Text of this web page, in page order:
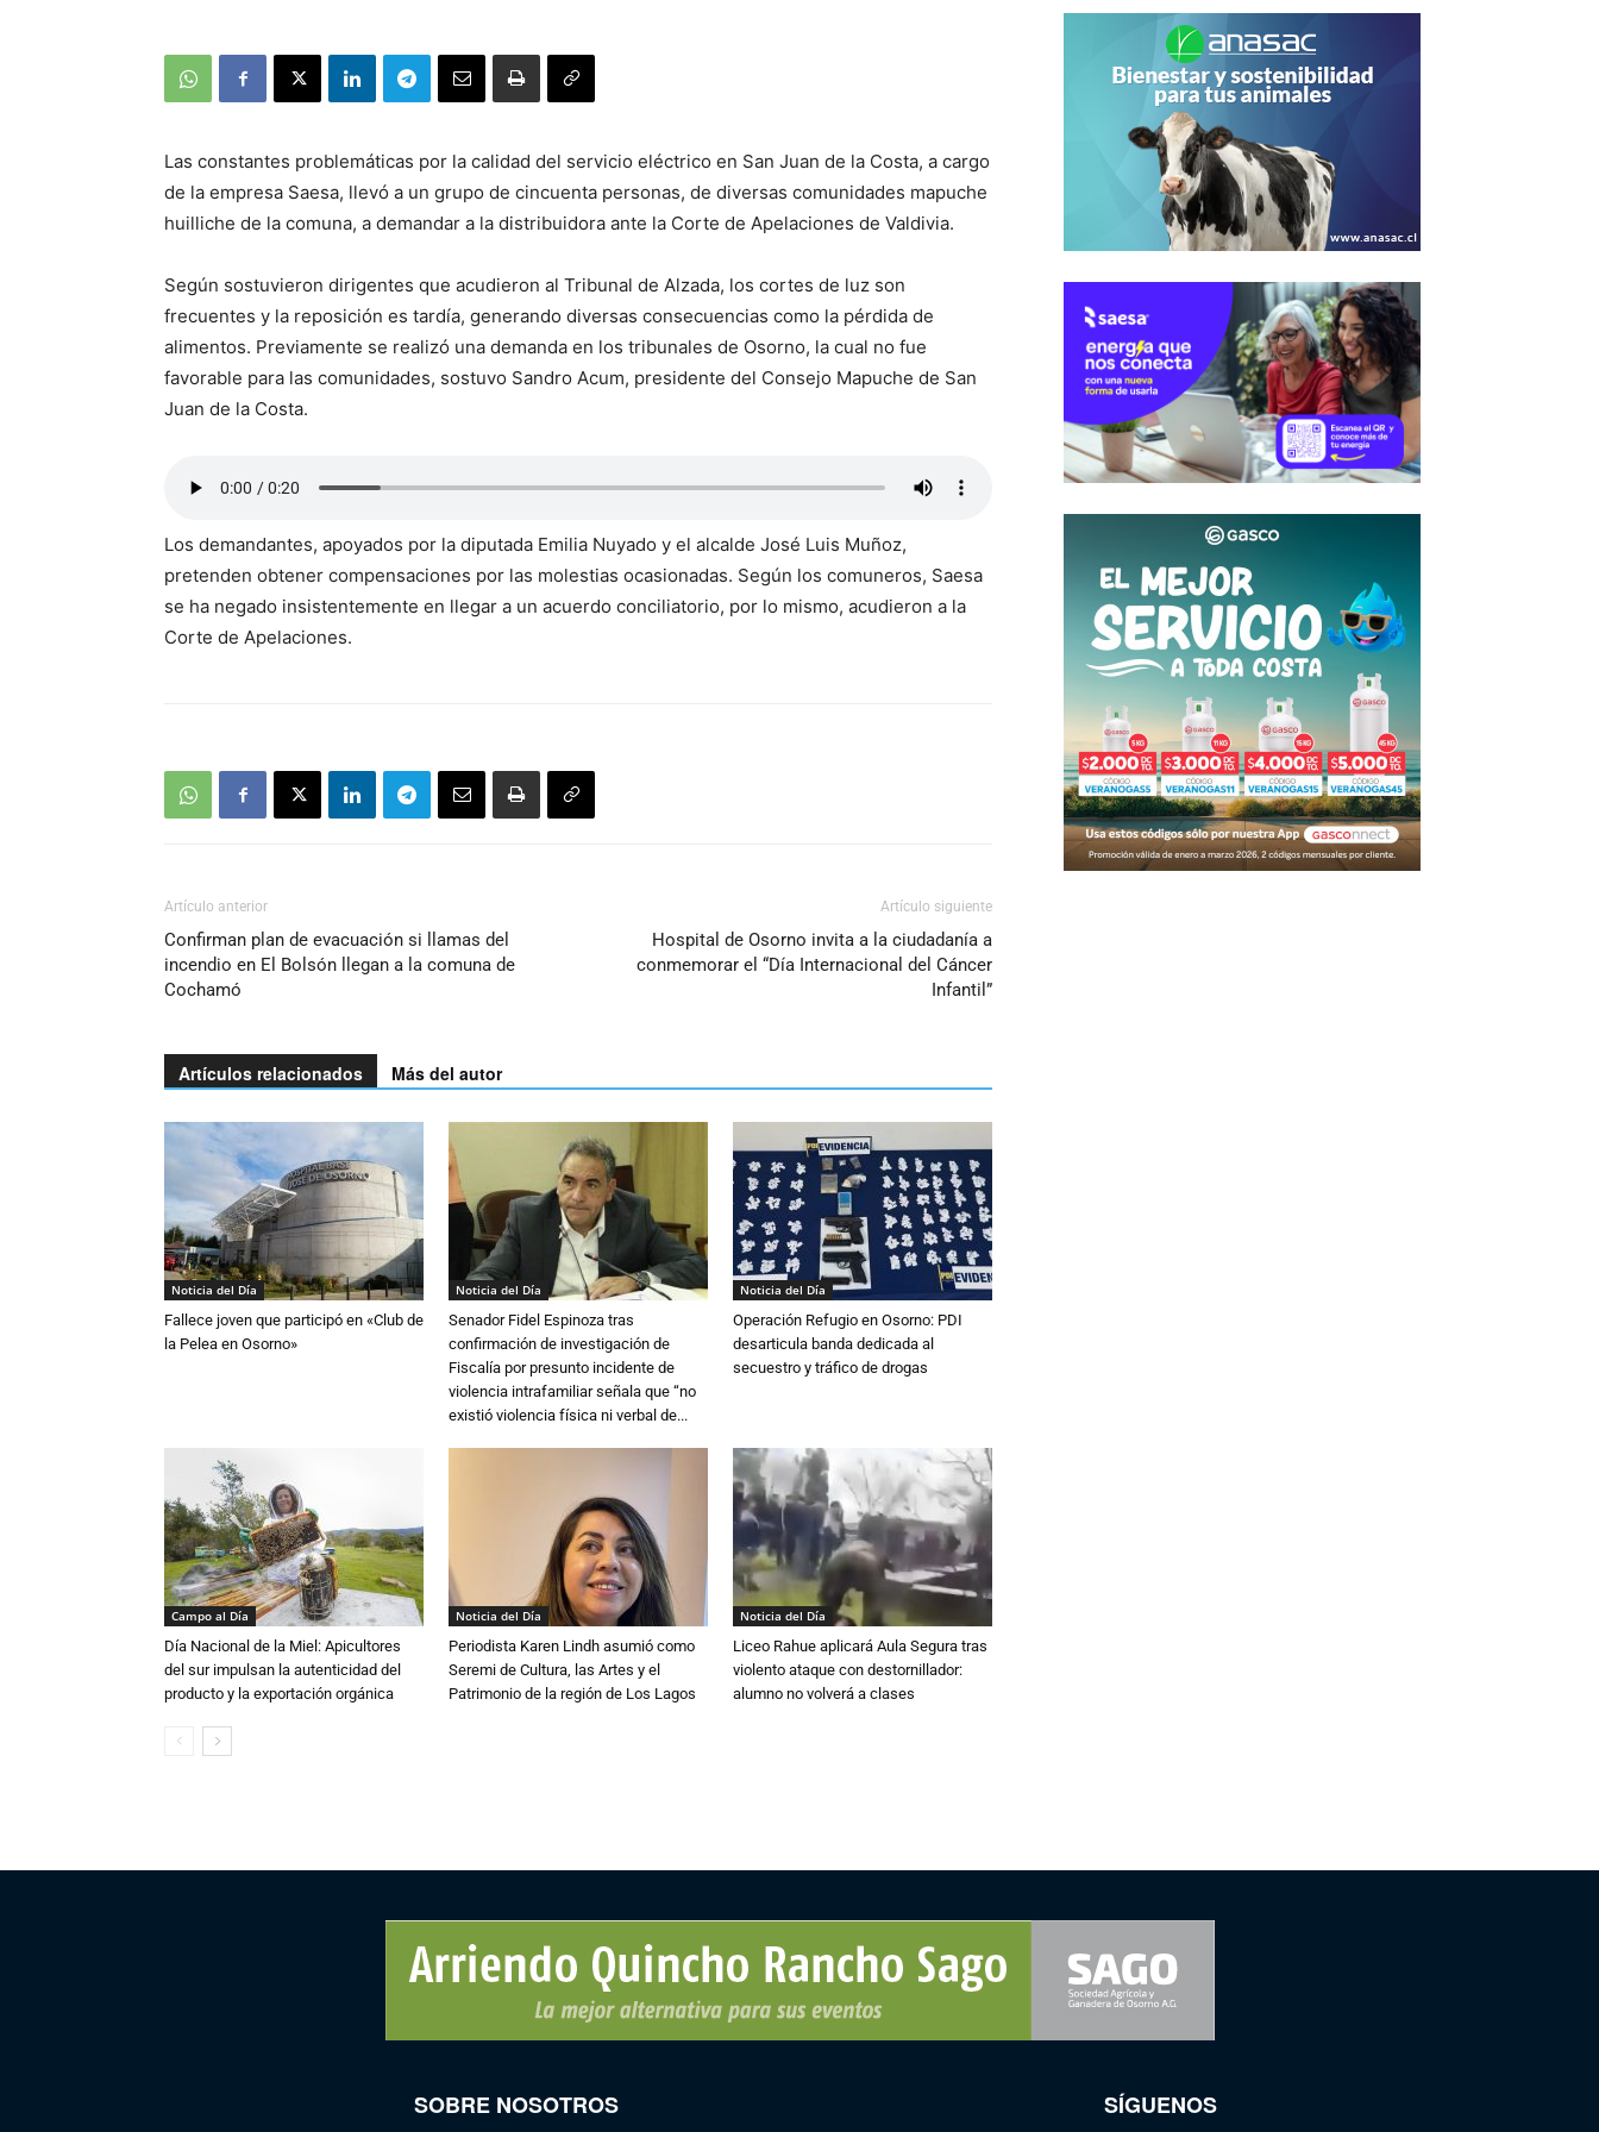
Las constantes problemáticas por la calidad del servicio eléctrico en San Juan de la Costa, a cargo
de la empresa Saesa, llevó a un grupo de cincuenta personas, de diversas comunidades mapuche
huilliche de la comuna, a demandar a la distribuidora ante la Corte de Apelaciones de Valdivia.
Según sostuvieron dirigentes que acudieron al Tribunal de Alzada, los cortes de luz son
frecuentes y la reposición es tardía, generando diversas consecuencias como la pérdida de
alimentos. Previamente se realizó una demanda en los tribunales de Osorno, la cual no fue
favorable para las comunidades, sostuvo Sandro Acum, presidente del Consejo Mapuche de San
Juan de la Costa.
Los demandantes, apoyados por la diputada Emilia Nuyado y el alcalde José Luis Muñoz,
pretenden obtener compensaciones por las molestias ocasionadas. Según los comuneros, Saesa
se ha negado insistentemente en llegar a un acuerdo conciliatorio, por lo mismo, acudieron a la
Corte de Apelaciones.
Artículo anterior
Confirman plan de evacuación si llamas del
incendio en El Bolsón llegan a la comuna de
Cochamó
Artículo siguiente
Hospital de Osorno invita a la ciudadanía a
conmemorar el “Día Internacional del Cáncer
Infantil”
Artículos relacionados Más del autor
Noticia del Día
Fallece joven que participó en «Club de
la Pelea en Osorno»
Noticia del Día
Senador Fidel Espinoza tras
confirmación de investigación de
Fiscalía por presunto incidente de
violencia intrafamiliar señala que “no
existió violencia física ni verbal de...
Noticia del Día
Operación Refugio en Osorno: PDI
desarticula banda dedicada al
secuestro y tráfico de drogas
Campo al Día
Día Nacional de la Miel: Apicultores
del sur impulsan la autenticidad del
producto y la exportación orgánica
Noticia del Día
Periodista Karen Lindh asumió como
Seremi de Cultura, las Artes y el
Patrimonio de la región de Los Lagos
Noticia del Día
Liceo Rahue aplicará Aula Segura tras
violento ataque con destornillador:
alumno no volverá a clases
SOBRE NOSOTROS SÍGUENOS